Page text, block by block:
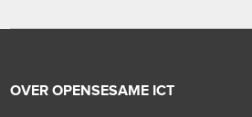
OVER OPENSESAME ICT